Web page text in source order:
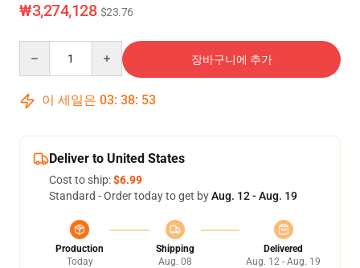
₩3,274,128 $23.76
장바구니에 추가
이 세일은 03: 38: 53
Deliver to United States
Cost to ship:$6.99
Standard - Order today to get byAug. 12 - Aug. 19
Production
Today
Shipping
Aug. 08
Delivered
Aug. 12 - Aug. 19